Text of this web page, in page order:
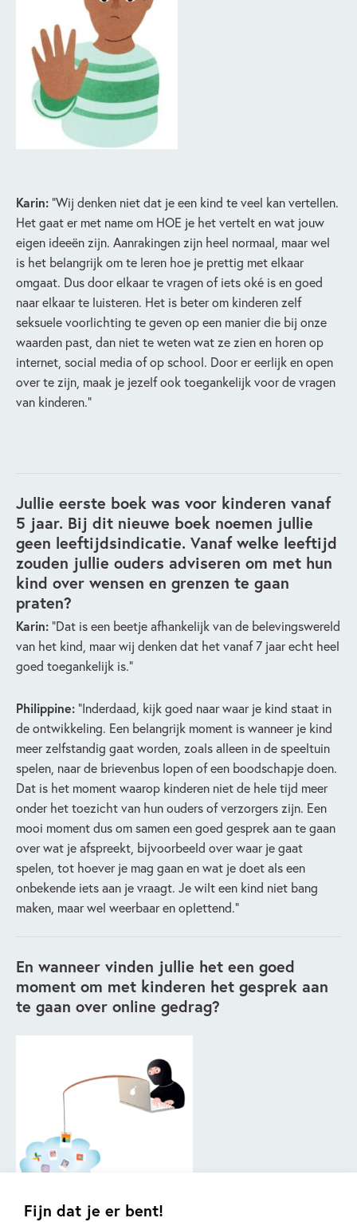
Fijn dat je er bent!
Karin: “Wij denken niet dat je een kind te veel kan vertellen.
Het gaat er met name om HOE je het vertelt en wat jouw
eigen ideeën zijn. Aanrakingen zijn heel normaal, maar wel
is het belangrijk om te leren hoe je prettig met elkaar
omgaat. Dus door elkaar te vragen of iets oké is en goed
naar elkaar te luisteren. Het is beter om kinderen zelf
seksuele voorlichting te geven op een manier die bij onze
waarden past, dan niet te weten wat ze zien en horen op
internet, social media of op school. Door er eerlijk en open
over te zijn, maak je jezelf ook toegankelijk voor de vragen
van kinderen.”
Jullie eerste boek was voor kinderen vanaf
5 jaar. Bij dit nieuwe boek noemen jullie
geen leeftijdsindicatie. Vanaf welke leeftijd
zouden jullie ouders adviseren om met hun
kind over wensen en grenzen te gaan
praten?
Karin: “Dat is een beetje afhankelijk van de belevingswereld
van het kind, maar wij denken dat het vanaf 7 jaar echt heel
goed toegankelijk is.”
Philippine: “Inderdaad, kijk goed naar waar je kind staat in
de ontwikkeling. Een belangrijk moment is wanneer je kind
meer zelfstandig gaat worden, zoals alleen in de speeltuin
spelen, naar de brievenbus lopen of een boodschapje doen.
Dat is het moment waarop kinderen niet de hele tijd meer
onder het toezicht van hun ouders of verzorgers zijn. Een
mooi moment dus om samen een goed gesprek aan te gaan
over wat je afspreekt, bijvoorbeeld over waar je gaat
spelen, tot hoever je mag gaan en wat je doet als een
onbekende iets aan je vraagt. Je wilt een kind niet bang
maken, maar wel weerbaar en oplettend.”
En wanneer vinden jullie het een goed
moment om met kinderen het gesprek aan
te gaan over online gedrag?